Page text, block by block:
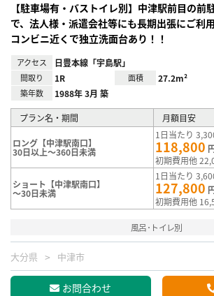
【駐車場有・バストイレ別】中津駅前目の前
で、法人様・派遣会社等にも長期出張にご利
コンビニ近くで独立洗面台あり！！
アクセス 日豊本線「宇島駅」
間取り 1R 面積 27.2m²
築年数 1988年 3月 築
プラン名・期間 月額目安
ロング【中津駅南口】
30日以上～360日未満
1日当たり
118,800
初期費用他
ショート【中津駅南口】
～30日未満
1日当たり
127,800
初期費用他
風呂･トイレ別
大分県 中津市
お問合わせ